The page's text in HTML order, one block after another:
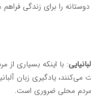
را برای زندگی
: با اینکه بسیاری از
یادگیری زبان
مردم محلی ضروری است.